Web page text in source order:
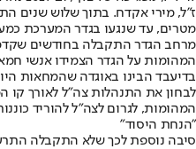
ז"ל, מירי אקדח. בתוך שלוש שנים
מטרים, עד שנגעו בגדר המערכת
המהומות על הגדר הצמידו אנשי
בדיעבד הבינו באוגדה שהמחאות
לבחון את התנהלות צה"ל לאורך קו
המהומות, לגרום לצה"ל להוריד
"הנחת היסוד"
סיבה נוספת לכך שלא התקבלה